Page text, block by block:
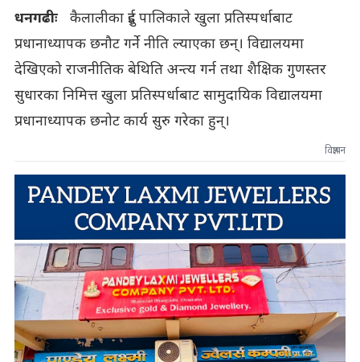
धनगढीःकैलालीका दुई पालिकाले खुला प्रतिस्पर्धाबाट
प्रधानाध्यापक छनौट गर्ने नीति ल्याएका छन्। विद्यालयमा
देखिएको राजनीतिक बेथिति अन्त्य गर्न तथा शैक्षिक गुणस्तर
सुधारका निमित्त खुला प्रतिस्पर्धाबाट सामुदायिक विद्यालयमा
प्रधानाध्यापक छनोट कार्य सुरु गरेका हुन्।
विज्ञापन